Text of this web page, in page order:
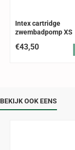
Intex cartridge
zwembadpomp XS
€43,50
BEKIJK OOK EENS